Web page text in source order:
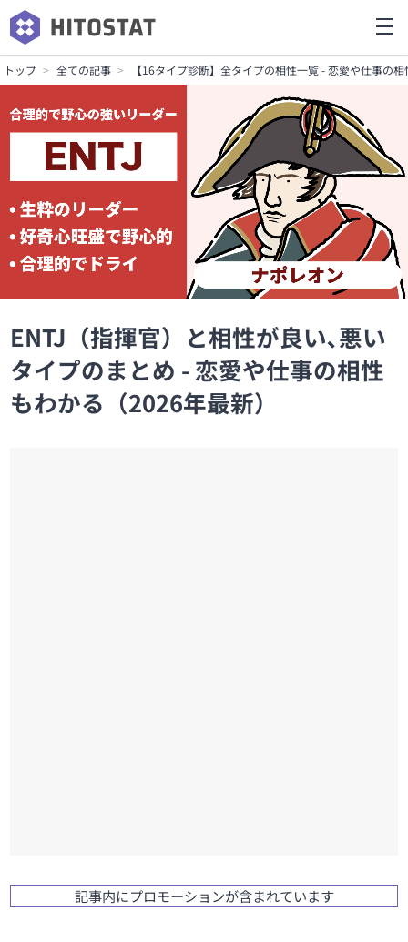
トップ 全ての記事 【16タイプ診断】全タイプの相性一覧 - 恋愛や仕事の
ENTJ（指揮官）と相性が良い､悪い
タイプのまとめ - 恋愛や仕事の相性
もわかる（2026年最新）
記事内にプロモーションが含まれています